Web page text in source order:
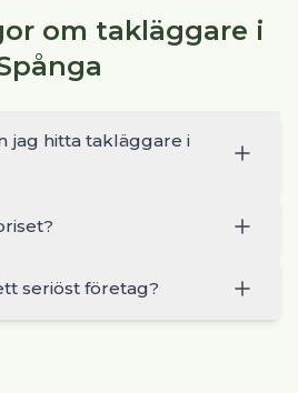
om takläggare i
jag hitta takläggare i
seriöst företag?